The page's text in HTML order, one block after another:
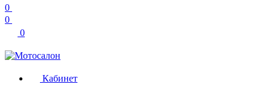
0
0
0
Кабинет